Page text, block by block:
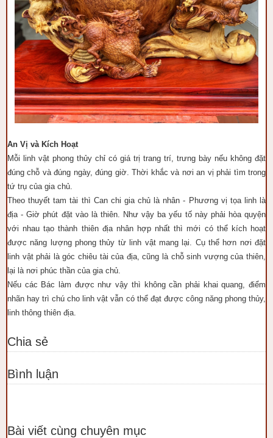
An Vị và Kích Hoạt
Mỗi linh vật phong thủy chỉ có giá trị trang trí, trưng bày nếu không đặt
đúng chỗ và đúng ngày, đúng giờ. Thời khắc và nơi an vị phải tìm trong
tứ trụ của gia chủ.
Theo thuyết tam tài thì Can chi gia chủ là nhân - Phương vị tọa linh là
địa - Giờ phút đặt vào là thiên. Như vậy ba yếu tố này phải hòa quyện
với nhau tạo thành thiên địa nhân hợp nhất thì mới có thể kích hoạt
được năng lượng phong thủy từ linh vật mang lại. Cụ thể hơn nơi đặt
linh vật phải là góc chiêu tài của địa, cũng là chỗ sinh vượng của thiên,
lại là nơi phúc thần của gia chủ.
Nếu các Bác làm được như vậy thì không cần phải khai quang, điểm
nhãn hay trì chú cho linh vật vẫn có thể đạt được công năng phong thủy,
linh thông thiên địa.
Chia sẻ
Bình luận
Bài viết cùng chuyên mục